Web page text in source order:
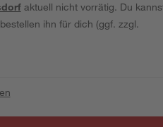
aktuell nicht vorrätig. Du
ihn für dich (ggf. zzgl.